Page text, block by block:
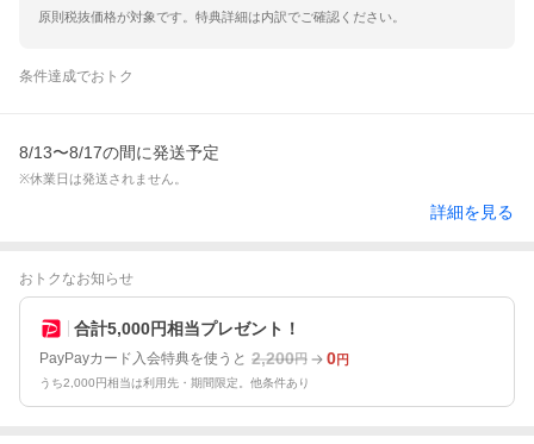
原則税抜価格が対象です。特典詳細は内訳でご確認ください。
条件達成でおトク
8/13〜8/17の間に発送予定
※休業日は発送されません。
詳細を見る
おトクなお知らせ
合計5,000円相当プレゼント！
PayPayカード入会特典を使うと 2,200円 0円
うち2,000円相当は利用先・期間限定。他条件あり